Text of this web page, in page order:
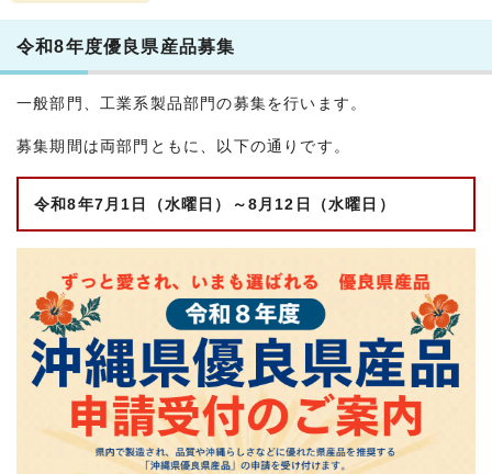
令和8年度優良県産品募集
一般部門、工業系製品部門の募集を行います。
募集期間は両部門ともに、以下の通りです。
令和8年7月1日（水曜日）～8月12日（水曜日）